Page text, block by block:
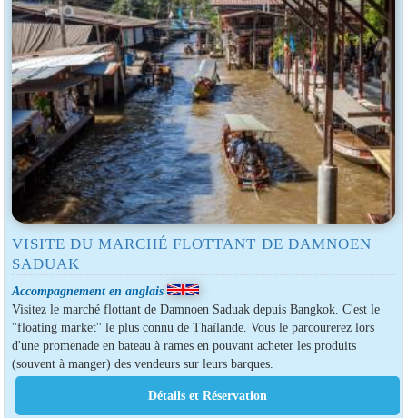
VISITE DU MARCHÉ FLOTTANT DE DAMNOEN
SADUAK
Accompagnement en anglais
Visitez le marché flottant de Damnoen Saduak depuis Bangkok. C'est le
''floating market'' le plus connu de Thaïlande. Vous le parcourerez lors
d'une promenade en bateau à rames en pouvant acheter les produits
(souvent à manger) des vendeurs sur leurs barques.